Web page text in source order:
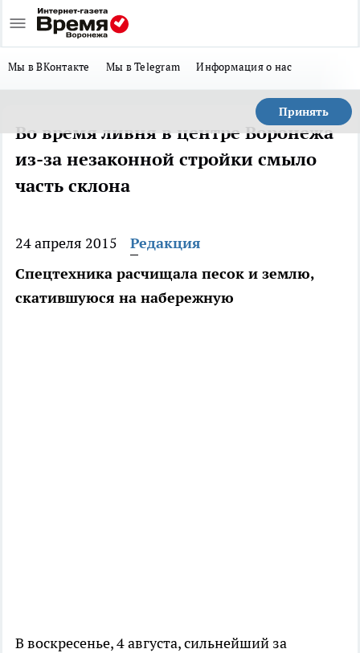
Мы в ВКонтакте Мы в Telegram Информация о нас
Принять
Во время ливня в центре Воронежа
из-за незаконной стройки смыло
часть склона
24 апреля 2015
Редакция
Спецтехника расчищала песок и землю,
скатившуюся на набережную
В воскресенье, 4 августа, сильнейший за